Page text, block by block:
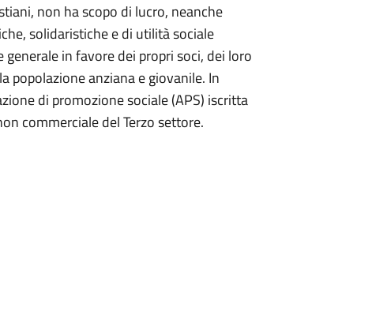
non ha scopo di lucro, neanche
solidaristiche e di utilità sociale
in favore dei propri soci, dei loro
popolazione anziana e giovanile. In
di promozione sociale (APS) iscritta
commerciale del Terzo settore.